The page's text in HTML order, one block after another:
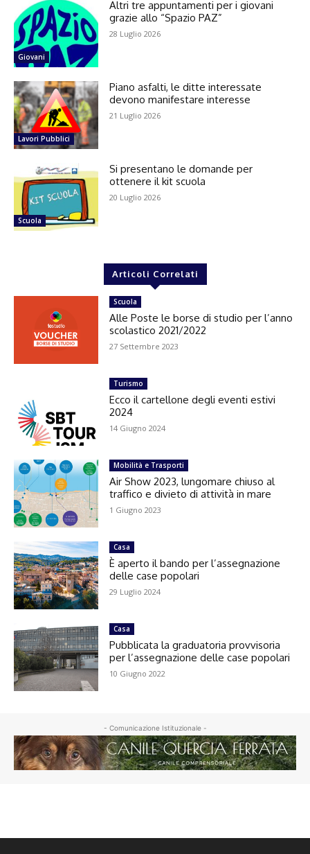
Giovani
Altri tre appuntamenti per i giovani
grazie allo “Spazio PAZ”
28 Luglio 2026
Lavori Pubblici
Piano asfalti, le ditte interessate
devono manifestare interesse
21 Luglio 2026
Scuola
Si presentano le domande per
ottenere il kit scuola
20 Luglio 2026
Articoli Correlati
Scuola
Alle Poste le borse di studio per l’anno
scolastico 2021/2022
27 Settembre 2023
Turismo
Ecco il cartellone degli eventi estivi
2024
14 Giugno 2024
Mobilità e Trasporti
Air Show 2023, lungomare chiuso al
traffico e divieto di attività in mare
1 Giugno 2023
Casa
È aperto il bando per l’assegnazione
delle case popolari
29 Luglio 2024
Casa
Pubblicata la graduatoria provvisoria
per l’assegnazione delle case popolari
10 Giugno 2022
- Comunicazione Istituzionale -